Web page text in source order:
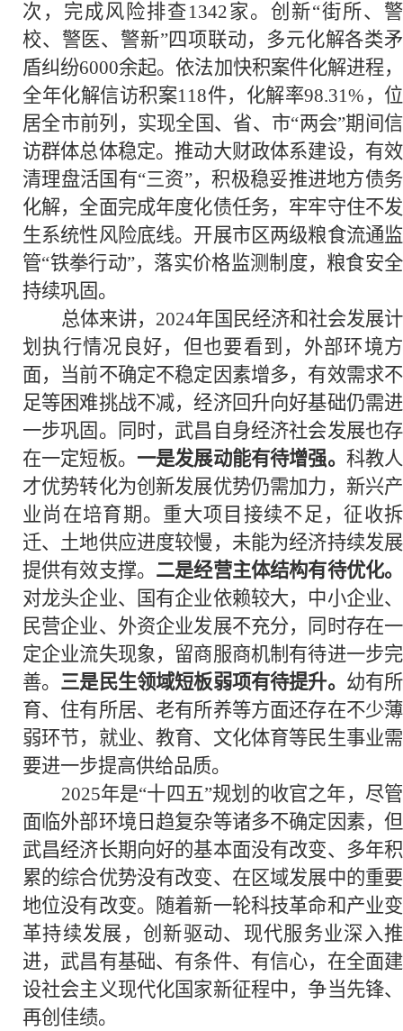
次，完成风险排查1342家。创新“街所、警
校、警医、警新”四项联动，多元化解各类矛
盾纠纷6000余起。依法加快积案件化解进程，
全年化解信访积案118件，化解率98.31%，位
居全市前列，实现全国、省、市“两会”期间信
访群体总体稳定。推动大财政体系建设，有效
清理盘活国有“三资”，积极稳妥推进地方债务
化解，全面完成年度化债任务，牢牢守住不发
生系统性风险底线。开展市区两级粮食流通监
管“铁拳行动”，落实价格监测制度，粮食安全
持续巩固。
总体来讲，2024年国民经济和社会发展计
划执行情况良好，但也要看到，外部环境方
面，当前不确定不稳定因素增多，有效需求不
足等困难挑战不减，经济回升向好基础仍需进
一步巩固。同时，武昌自身经济社会发展也存
在一定短板。 一是发展动能有待增强。 科教人
才优势转化为创新发展优势仍需加力，新兴产
业尚在培育期。重大项目接续不足，征收拆
迁、土地供应进度较慢，未能为经济持续发展
提供有效支撑。 二是经营主体结构有待优化。
对龙头企业、国有企业依赖较大，中小企业、
民营企业、外资企业发展不充分，同时存在一
定企业流失现象，留商服商机制有待进一步完
善。 三是民生领域短板弱项有待提升。 幼有所
育、住有所居、老有所养等方面还存在不少薄
弱环节，就业、教育、文化体育等民生事业需
要进一步提高供给品质。
2025年是“十四五”规划的收官之年，尽管
面临外部环境日趋复杂等诸多不确定因素，但
武昌经济长期向好的基本面没有改变、多年积
累的综合优势没有改变、在区域发展中的重要
地位没有改变。随着新一轮科技革命和产业变
革持续发展，创新驱动、现代服务业深入推
进，武昌有基础、有条件、有信心，在全面建
设社会主义现代化国家新征程中，争当先锋、
再创佳绩。